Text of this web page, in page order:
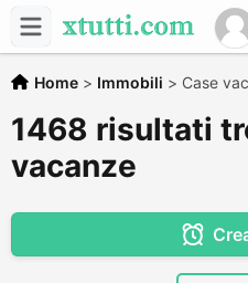
Home > Immobili > Case
1468 risultati
vacanze